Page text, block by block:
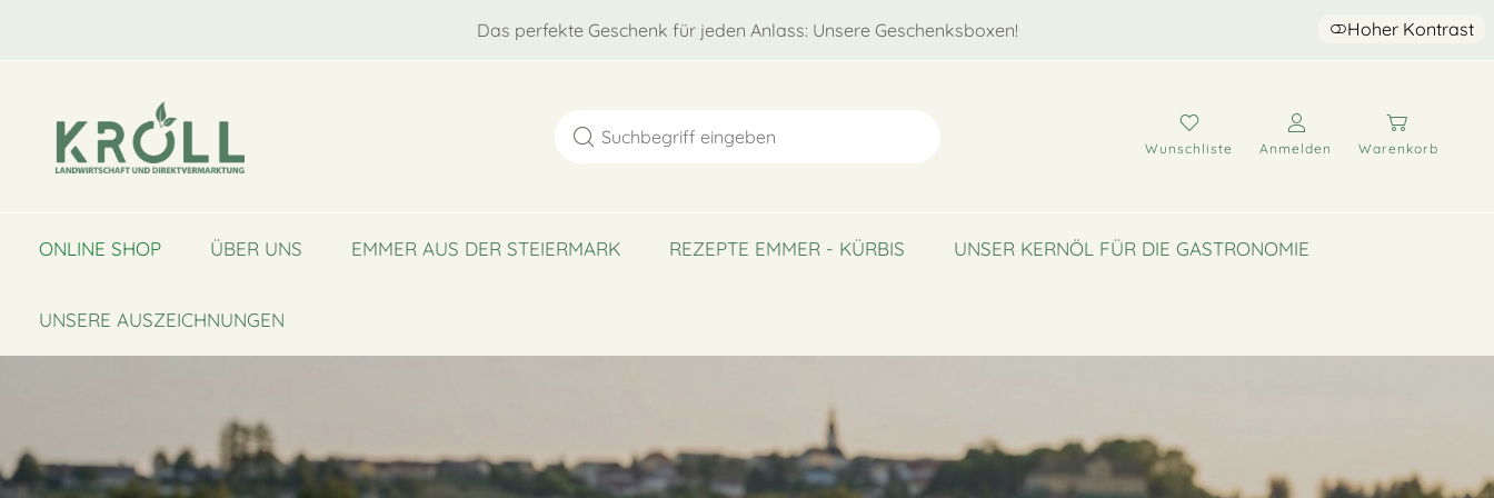
Das perfekte Geschenk für jeden Anlass: Unsere Geschenksboxen! Hoher Kontrast
Wunschliste Anmelden Warenkorb
ONLINE SHOP ÜBER UNS EMMER AUS DER STEIERMARK REZEPTE EMMER - KÜRBIS UNSER KERNÖL FÜR DIE GASTRONOMIE
UNSERE AUSZEICHNUNGEN